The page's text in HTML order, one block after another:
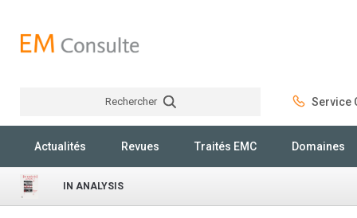
Rechercher Service
Actualités Revues Traités EMC Domaines
IN ANALYSIS